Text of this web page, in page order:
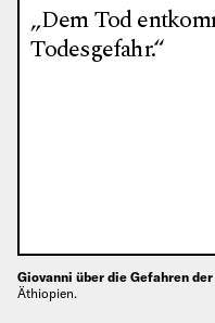
„Dem Tod
Todesgefahr.“
Giovanni über die Gefahren
Äthiopien.